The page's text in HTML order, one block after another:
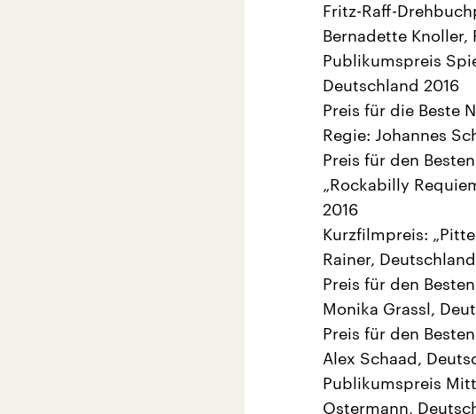
Fritz-Raff-
Bernadette Knoller,
Publikumspreis
Deutschland 2016
Preis für die Beste
Regie: Johannes
Preis für den
„Rockabilly
2016
Kurzfilmpreis:
Rainer,
Preis für den
Monika Grassl,
Preis für den
Alex Schaad,
Publikumspreis
Ostermann,